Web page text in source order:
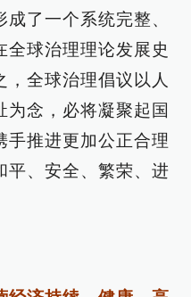
了一个系统完整、
全球治理理论发展史
，全球治理倡议以人
为念，必将凝聚起国
手推进更加公正合理
平、安全、繁荣、进